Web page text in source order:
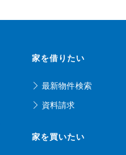
家を借りたい
最新物件検索
資料請求
家を買いたい